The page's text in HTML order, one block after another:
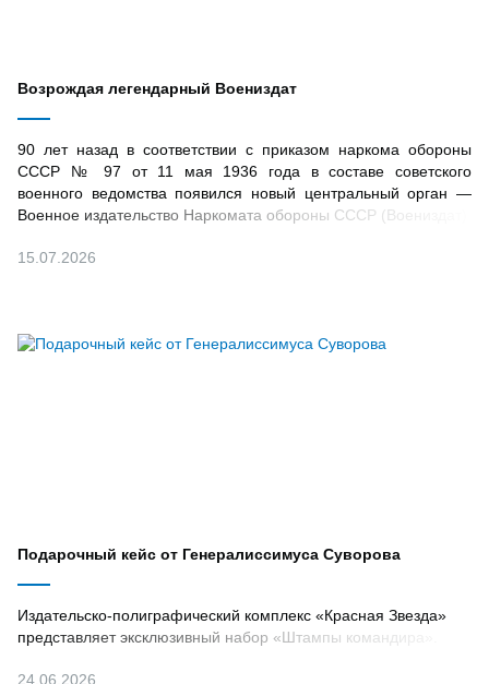
Возрождая легендарный Воениздат
90 лет назад в соответствии с приказом наркома обороны
СССР № 97 от 11 мая 1936 года в составе советского
военного ведомства появился новый центральный орган —
Военное издательство Наркомата обороны СССР (Воениздат)
15.07.2026
Подарочный кейс от Генералиссимуса Суворова
Издательско-полиграфический комплекс «Красная Звезда»
представляет эксклюзивный набор «Штампы командира».
24.06.2026